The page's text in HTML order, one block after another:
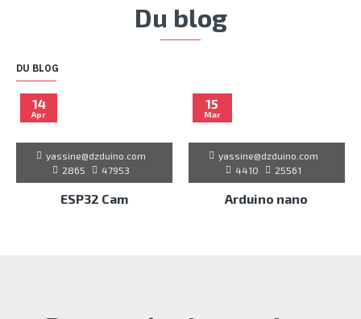
Du blog
DU BLOG
14
Apr
yassine@dzduino.com
2865
47953
ESP32 Cam
15
Mar
yassine@dzduino.com
4410
25561
Arduino nano